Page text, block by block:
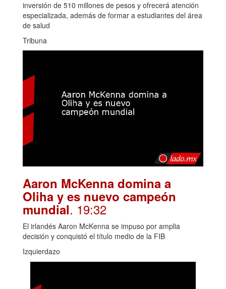
inversión de 510 millones de pesos y ofrecerá atención
especializada, además de formar a estudiantes del área
de salud
Tribuna
Aaron McKenna domina a
Oliha y es nuevo campeón
mundial. 19:32
El irlandés Aaron McKenna se impuso por amplia
decisión y conquistó el título medio de la FIB
Izquierdazo